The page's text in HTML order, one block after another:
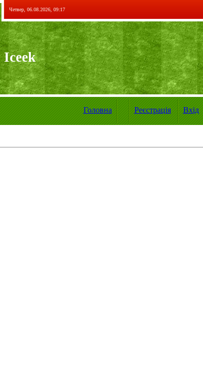
Четвер, 06.08.2026, 09:17
Iceek
Головна Реєстрація Вхід